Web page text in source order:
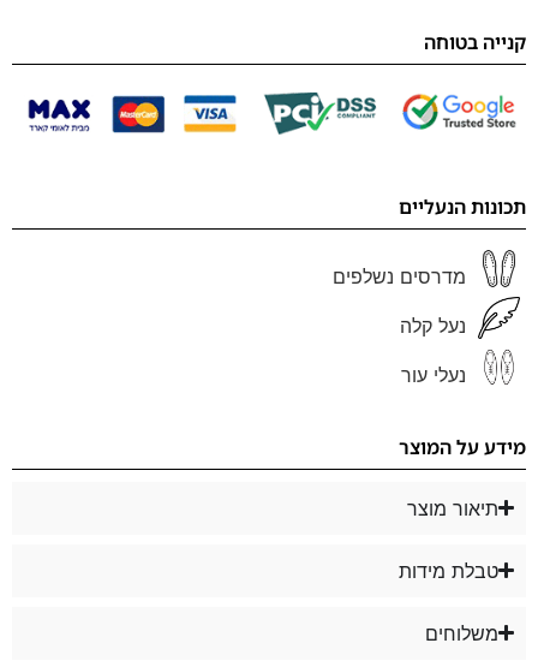
קנייה בטוחה
תכונות הנעליים
מדרסים נשלפים
נעל קלה
נעלי עור
מידע על המוצר
תיאור מוצר
טבלת מידות
משלוחים